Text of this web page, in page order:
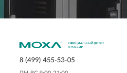
8 (499) 455-53-05